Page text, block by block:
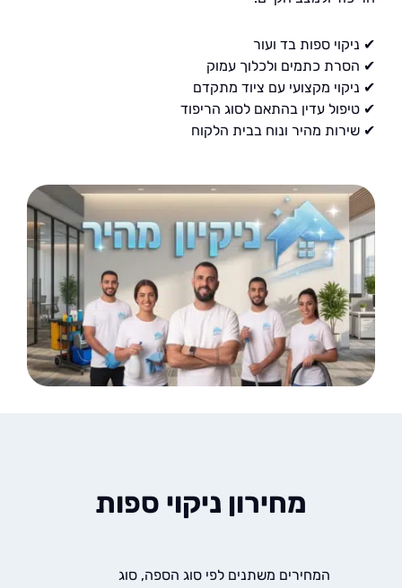
ספות בד ועור
כתמים ולכלוך עמוק
מקצועי עם ציוד מתקדם
עדין בהתאם לסוג הריפוד
מהיר ונוח בבית הלקוח
מחירון ניקוי ספות
המחירים משתנים לפי סוג הספה, סוג